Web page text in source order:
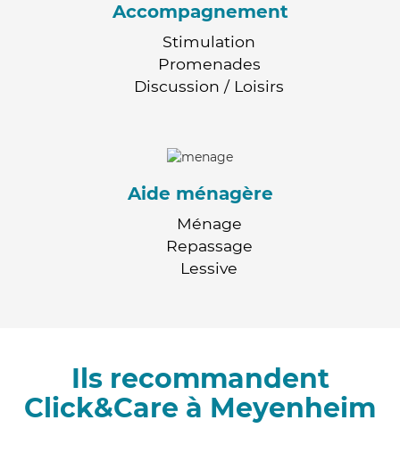
Accompagnement
Stimulation
Promenades
Discussion / Loisirs
Aide ménagère
Ménage
Repassage
Lessive
Ils recommandent
Click&Care à Meyenheim